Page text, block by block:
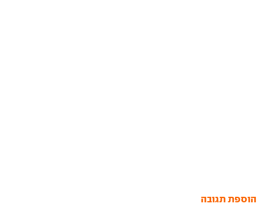
הוספת תגובה